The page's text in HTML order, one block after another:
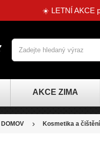
☀️ LETNÍ AKCE
AKCE ZIMA
DOMOV Kosmetika a čištění